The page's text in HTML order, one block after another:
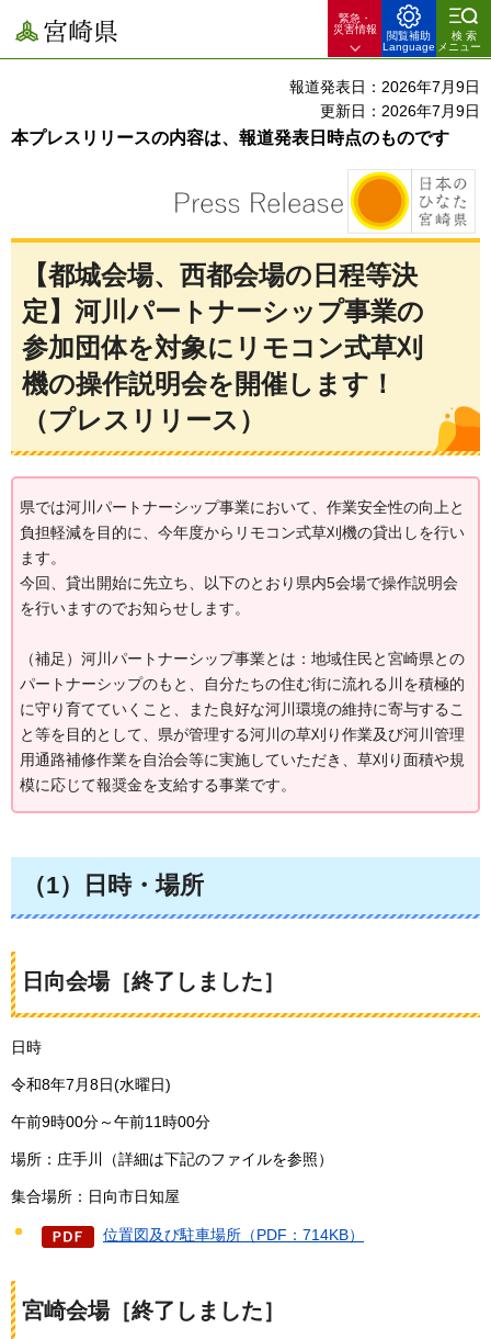
宮崎県
緊急・
災害情報
閲覧補助
Language
検索
メニュー
報道発表日：2026年7月9日
更新日：2026年7月9日
本プレスリリースの内容は、報道発表日時点のものです
【都城会場、西都会場の日程等決
定】河川パートナーシップ事業の
参加団体を対象にリモコン式草刈
機の操作説明会を開催します！
（プレスリリース）
県では河川パートナーシップ事業において、作業安全性の向上と
負担軽減を⽬的に、今年度からリモコン式草刈機の貸出しを行い
ます。
今回、貸出開始に先立ち、以下のとおり県内5会場で操作説明会
を⾏いますのでお知らせします。
（補足）河川パートナーシップ事業とは：地域住民と宮崎県との
パートナーシップのもと、自分たちの住む街に流れる川を積極的
に守り育てていくこと、また良好な河川環境の維持に寄与するこ
と等を目的として、県が管理する河川の草刈り作業及び河川管理
用通路補修作業を自治会等に実施していただき、草刈り面積や規
模に応じて報奨金を支給する事業です。
（1）日時・場所
日向会場［終了しました］
日時
令和8年7月8日(水曜日)
午前9時00分～午前11時00分
場所：庄手川（詳細は下記のファイルを参照）
集合場所：日向市日知屋
位置図及び駐車場所（PDF：714KB）
宮崎会場［終了しました］